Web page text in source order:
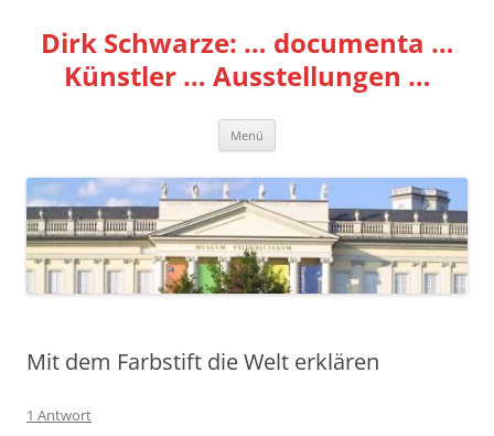
springen
Dirk Schwarze: … documenta …
Künstler … Ausstellungen …
Menü
Mit dem Farbstift die Welt erklären
1 Antwort